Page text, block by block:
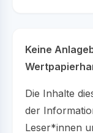
Keine
Die Inhalte
der
Leser*innen